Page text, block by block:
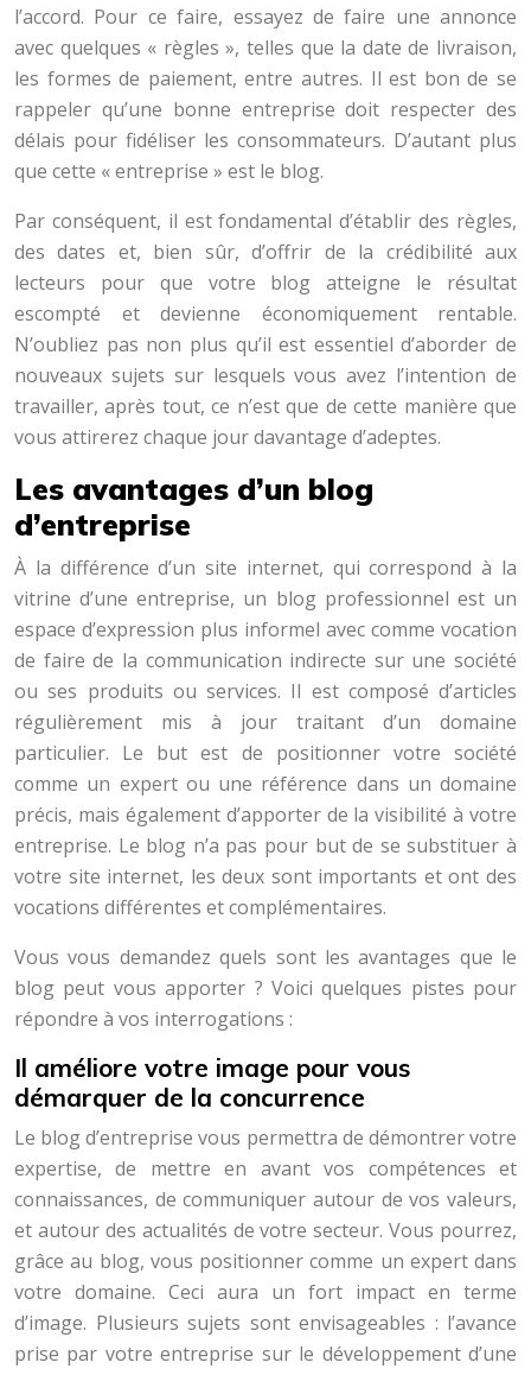
l’accord. Pour ce faire, essayez de faire une annonce
avec quelques « règles », telles que la date de livraison,
les formes de paiement, entre autres. Il est bon de se
rappeler qu’une bonne entreprise doit respecter des
délais pour fidéliser les consommateurs. D’autant plus
que cette « entreprise » est le blog.
Par conséquent, il est fondamental d’établir des règles,
des dates et, bien sûr, d’offrir de la crédibilité aux
lecteurs pour que votre blog atteigne le résultat
escompté et devienne économiquement rentable.
N’oubliez pas non plus qu’il est essentiel d’aborder de
nouveaux sujets sur lesquels vous avez l’intention de
travailler, après tout, ce n’est que de cette manière que
vous attirerez chaque jour davantage d’adeptes.
Les avantages d’un blog
d’entreprise
À la différence d’un site internet, qui correspond à la
vitrine d’une entreprise, un blog professionnel est un
espace d’expression plus informel avec comme vocation
de faire de la communication indirecte sur une société
ou ses produits ou services. Il est composé d’articles
régulièrement mis à jour traitant d’un domaine
particulier. Le but est de positionner votre société
comme un expert ou une référence dans un domaine
précis, mais également d’apporter de la visibilité à votre
entreprise. Le blog n’a pas pour but de se substituer à
votre site internet, les deux sont importants et ont des
vocations différentes et complémentaires.
Vous vous demandez quels sont les avantages que le
blog peut vous apporter ? Voici quelques pistes pour
répondre à vos interrogations :
Il améliore votre image pour vous
démarquer de la concurrence
Le blog d’entreprise vous permettra de démontrer votre
expertise, de mettre en avant vos compétences et
connaissances, de communiquer autour de vos valeurs,
et autour des actualités de votre secteur. Vous pourrez,
grâce au blog, vous positionner comme un expert dans
votre domaine. Ceci aura un fort impact en terme
d’image. Plusieurs sujets sont envisageables : l’avance
prise par votre entreprise sur le développement d’une